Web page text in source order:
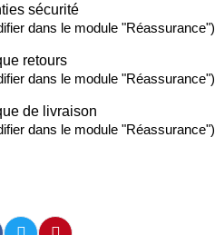
sécurité
dans le module "Réassurance")
retours
dans le module "Réassurance")
de livraison
dans le module "Réassurance")